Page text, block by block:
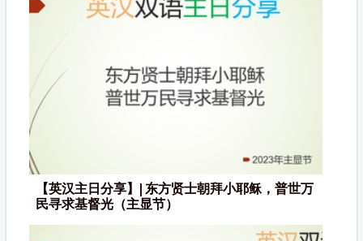
【英汉主日分享】| 东方贤士朝拜小耶稣，普世万
民寻求基督光（主显节）